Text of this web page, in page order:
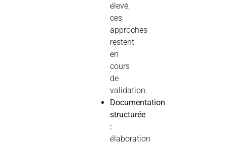
élevé,
ces
approches
restent
en
cours
de
validation.
Documentation
structurée
:
élaboration